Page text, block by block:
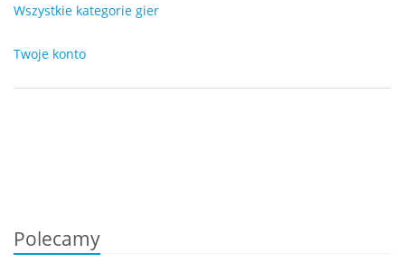
Wszystkie kategorie gier
Twoje konto
Polecamy